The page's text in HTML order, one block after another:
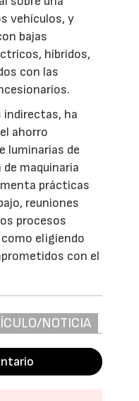
vehículos, y
bajas
híbridos,
con las
indirectas, ha
ahorro
luminarias de
maquinaria
prácticas
reuniones
procesos
como eligiendo
con el
NOTICIA